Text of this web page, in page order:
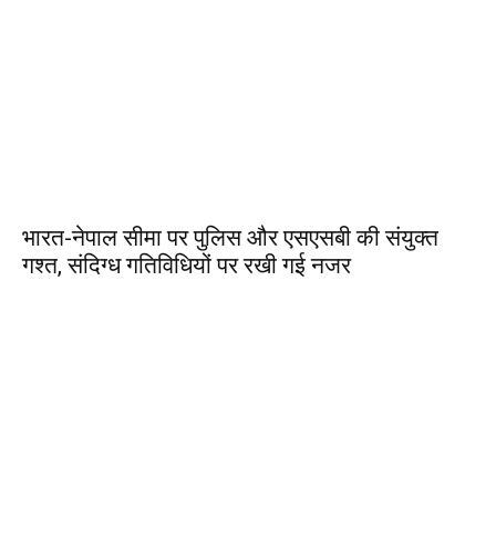
भारत-नेपाल सीमा पर पुलिस और एसएसबी की संयुक्त
गश्त, संदिग्ध गतिविधियों पर रखी गई नजर